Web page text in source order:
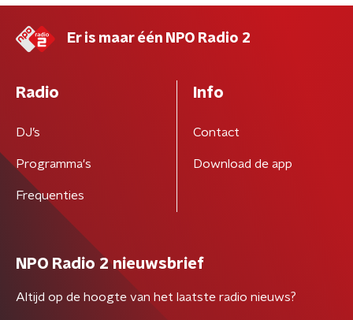
Er is maar één NPO Radio 2
Radio
DJ’s
Programma's
Frequenties
Info
Contact
Download de app
NPO Radio 2 nieuwsbrief
Altijd op de hoogte van het laatste radio nieuws?